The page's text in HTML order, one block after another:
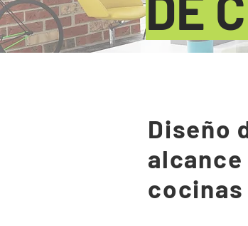
Diseño
alcance
cocinas